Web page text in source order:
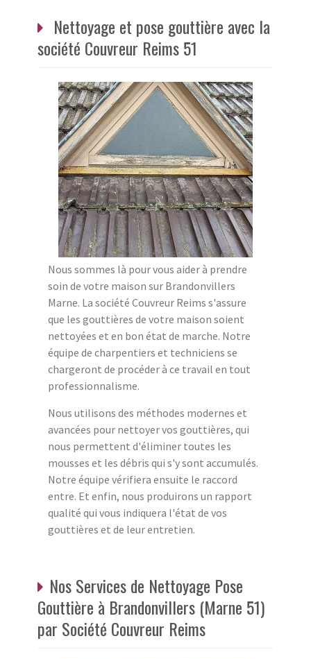
Nettoyage et pose gouttière avec la
société Couvreur Reims 51
Nous sommes là pour vous aider à prendre
soin de votre maison sur Brandonvillers
Marne. La société Couvreur Reims s'assure
que les gouttières de votre maison soient
nettoyées et en bon état de marche. Notre
équipe de charpentiers et techniciens se
chargeront de procéder à ce travail en tout
professionnalisme.
Nous utilisons des méthodes modernes et
avancées pour nettoyer vos gouttières, qui
nous permettent d'éliminer toutes les
mousses et les débris qui s'y sont accumulés.
Notre équipe vérifiera ensuite le raccord
entre. Et enfin, nous produirons un rapport
qualité qui vous indiquera l'état de vos
gouttières et de leur entretien.
Nos Services de Nettoyage Pose
Gouttière à Brandonvillers (Marne 51)
par Société Couvreur Reims